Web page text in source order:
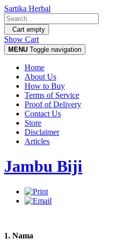
Sartika Herbal
Cart empty
Show Cart
MENU Toggle navigation
Home
About Us
How to Buy
Terms of Service
Proof of Delivery
Contact Us
Store
Disclaimer
Articles
Jambu Biji
1. Nama